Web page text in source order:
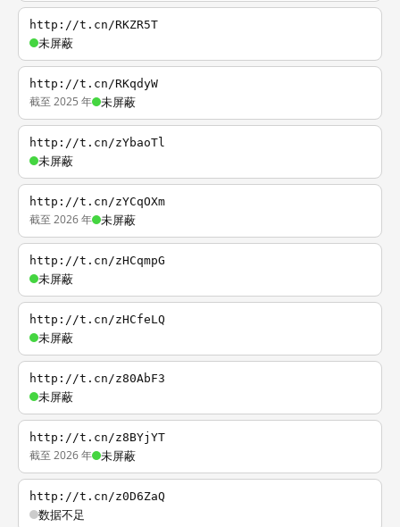
http://t.cn/RKZR5T
未屏蔽
http://t.cn/RKqdyW
截至 2025 年 未屏蔽
http://t.cn/zYbaoTl
未屏蔽
http://t.cn/zYCqOXm
截至 2026 年 未屏蔽
http://t.cn/zHCqmpG
未屏蔽
http://t.cn/zHCfeLQ
未屏蔽
http://t.cn/z80AbF3
未屏蔽
http://t.cn/z8BYjYT
截至 2026 年 未屏蔽
http://t.cn/z0D6ZaQ
数据不足